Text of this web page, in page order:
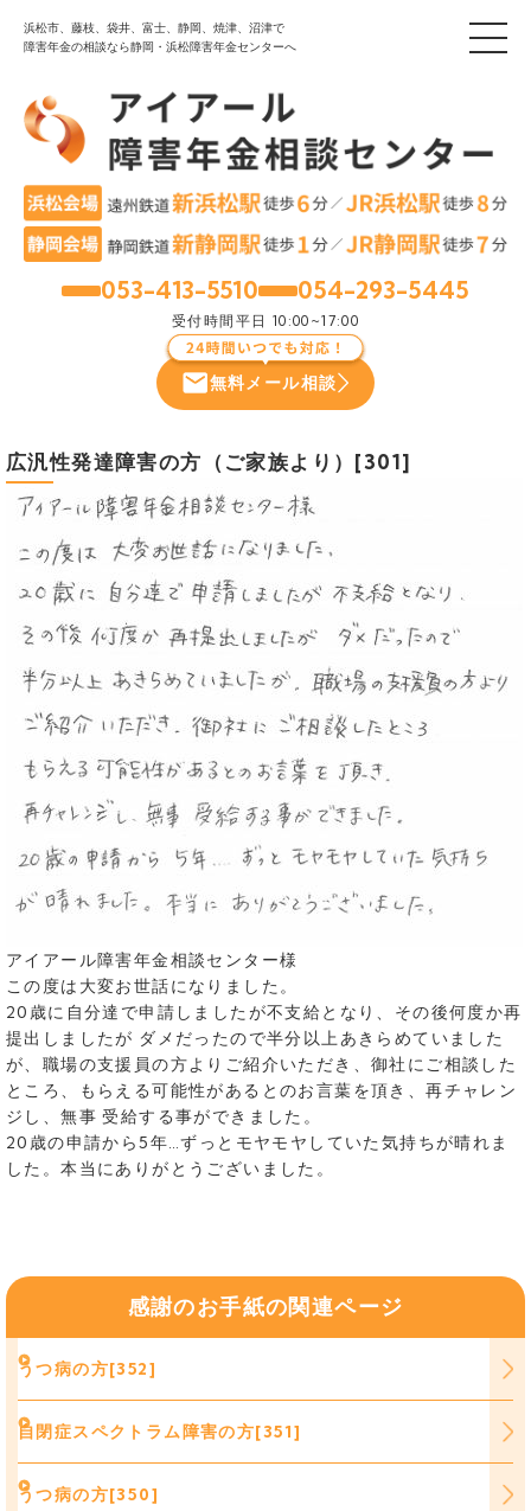
浜松市、藤枝、袋井、富士、静岡、焼津、沼津で
障害年金の相談なら静岡・浜松障害年金センターへ
053-413-5510 054-293-5445
受付時間 平日 10:00~17:00
無料メール相談
広汎性発達障害の方（ご家族より）[301]
アイアール障害年金相談センター様
この度は大変お世話になりました。
20歳に自分達で申請しましたが不支給となり、その後何度か再
提出しましたが ダメだったので半分以上あきらめていました
が、職場の支援員の方よりご紹介いただき、御社にご相談した
ところ、もらえる可能性があるとのお言葉を頂き、再チャレン
ジし、無事 受給する事ができました。
20歳の申請から5年…ずっとモヤモヤしていた気持ちが晴れま
した。本当にありがとうございました。
感謝のお手紙の関連ページ
うつ病の方[352]
自閉症スペクトラム障害の方[351]
うつ病の方[350]